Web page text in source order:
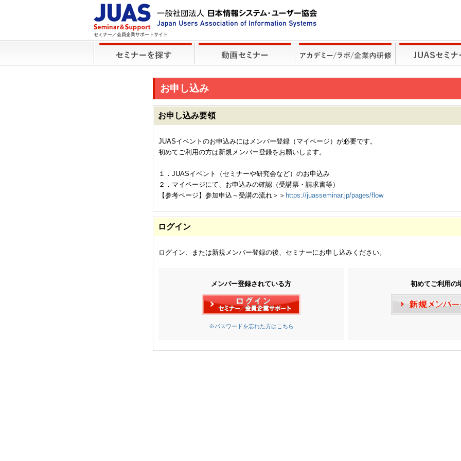
セミナー／会員企業サポートサイト
お申し込み
お申し込み要領
JUASイベントのお申込みにはメンバー登録（マイページ）が必要です。
初めてご利用の方は新規メンバー登録をお願いします。
１．JUASイベント（セミナーや研究会など）のお申込み
２．マイページにて、お申込みの確認（受講票・請求書等）
【参考ページ】参加申込～受講の流れ＞＞ https://juasseminar.jp/pages/flow
ログイン
ログイン、または新規メンバー登録の後、セミナーにお申し込みください。
メンバー登録されている方
※パスワードを忘れた方はこちら
初めてご利用の